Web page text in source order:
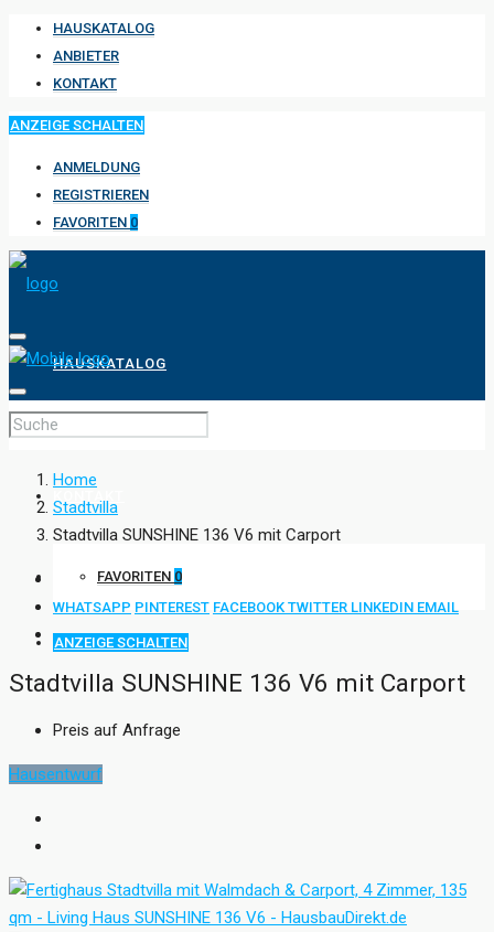
HAUSKATALOG
ANBIETER
KONTAKT
ANZEIGE SCHALTEN
ANMELDUNG
REGISTRIEREN
FAVORITEN 0
HAUSKATALOG
ANBIETER
FAVORITEN 0
ANZEIGE SCHALTEN
Home
Stadtvilla
Stadtvilla SUNSHINE 136 V6 mit Carport
WHATSAPP PINTEREST FACEBOOK TWITTER LINKEDIN EMAIL
Stadtvilla SUNSHINE 136 V6 mit Carport
Preis auf Anfrage
Hausentwurf